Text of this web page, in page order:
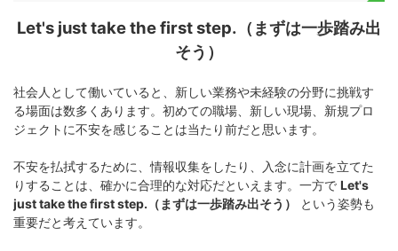
Let's just take the first step.（まずは一歩踏み出
そう）
社会人として働いていると、新しい業務や未経験の分野に挑戦す
る場面は数多くあります。初めての職場、新しい現場、新規プロ
ジェクトに不安を感じることは当たり前だと思います。
不安を払拭するために、情報収集をしたり、入念に計画を立てた
りすることは、確かに合理的な対応だといえます。一方で Let's
just take the first step.（まずは一歩踏み出そう）
という姿勢も
重要だと考えています。